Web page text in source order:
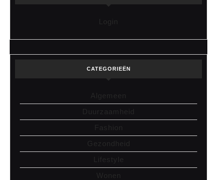
Login
CATEGORIEËN
Algemeen
Duurzaamheid
Fashion
Gezondheid
Lifestyle
Wonen